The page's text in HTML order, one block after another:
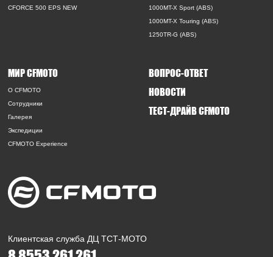
Клиентская служба ДЦ ТСТ-МОТО
CFORCE 500 EPS NEW
1000MT-X Sport (ABS)
1000MT-X Touring (ABS)
1250TR-G (ABS)
МИР CFMOTO
O CFMOTO
Сотрудники
Галерея
Экспедиции
CFMOTO Experience
ВОПРОС-ОТВЕТ
НОВОСТИ
ТЕСТ-ДРАЙВ CFMOTO